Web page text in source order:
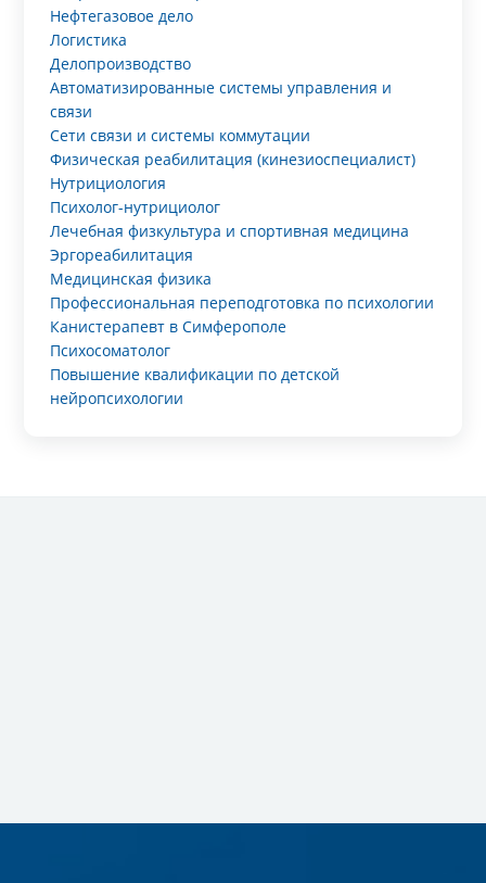
Нефтегазовое дело
Логистика
Делопроизводство
Автоматизированные системы управления и
связи
Сети связи и системы коммутации
Физическая реабилитация (кинезиоспециалист)
Нутрициология
Психолог-нутрициолог
Лечебная физкультура и спортивная медицина
Эргореабилитация
Медицинская физика
Профессиональная переподготовка по психологии
Канистерапевт в Симферополе
Психосоматолог
Повышение квалификации по детской
нейропсихологии